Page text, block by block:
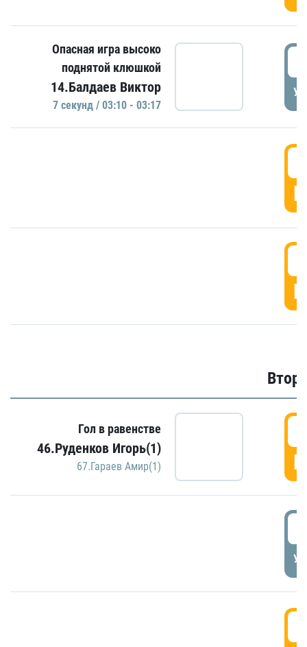
Опасная игра высоко
поднятой клюшкой
14.Балдаев Виктор
7 секунд / 03:10 - 03:17
Гол в равенстве
46.Руденков Игорь(1)
67.Гараев Амир(1)